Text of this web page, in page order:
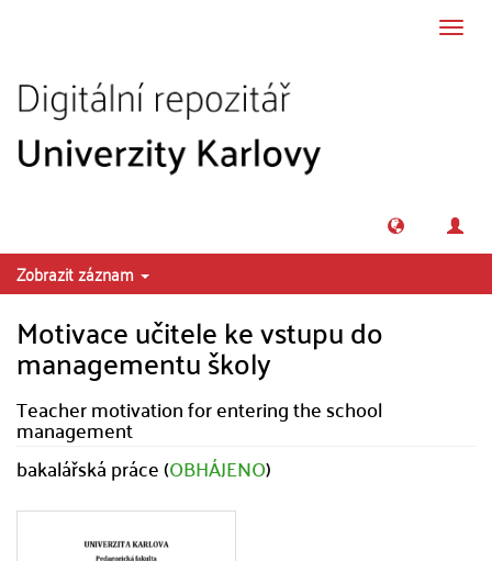
Zobrazit záznam
Motivace učitele ke vstupu do
managementu školy
Teacher motivation for entering the school
management
bakalářská práce (OBHÁJENO)